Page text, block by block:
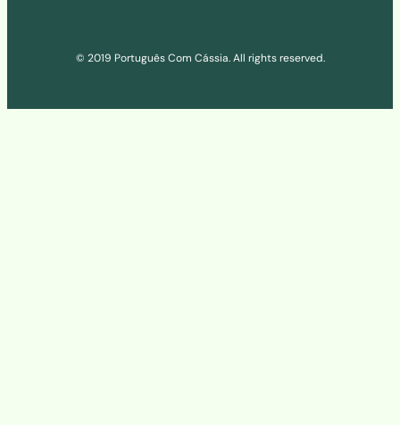
© 2019 Português Com Cássia. All rights reserved.